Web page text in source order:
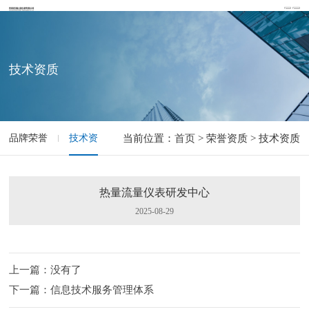
技术资质
品牌荣誉 技术资质 当前位置： 首页> 荣誉资质 > 技术资质
热量流量仪表研发中心
2025-08-29
上一篇：没有了
下一篇：信息技术服务管理体系